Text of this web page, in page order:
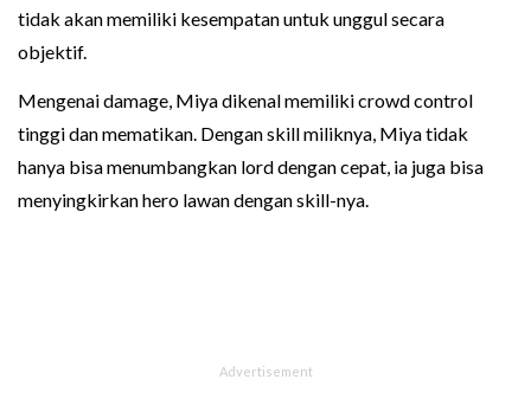
tidak akan memiliki kesempatan untuk unggul secara
objektif.
Mengenai damage, Miya dikenal memiliki crowd control
tinggi dan mematikan. Dengan skill miliknya, Miya tidak
hanya bisa menumbangkan lord dengan cepat, ia juga bisa
menyingkirkan hero lawan dengan skill-nya.